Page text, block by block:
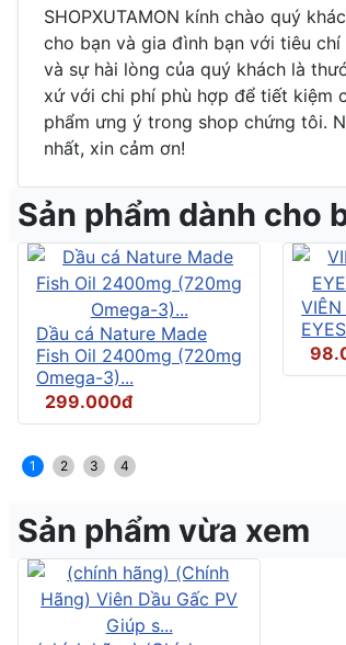
SHOPXUTAMON kính chào quý
cho bạn và gia đình bạn với tiêu
và sự hài lòng của quý khách là
xứ với chi phí phù hợp để tiết kiệm
phẩm ưng ý trong shop chứng tôi.
nhất, xin cảm ơn!
Sản phẩm dành cho
Dầu cá Nature Made
Fish Oil 2400mg (720mg
Omega-3)...
299.000đ
1 2 3 4
Sản phẩm vừa xem